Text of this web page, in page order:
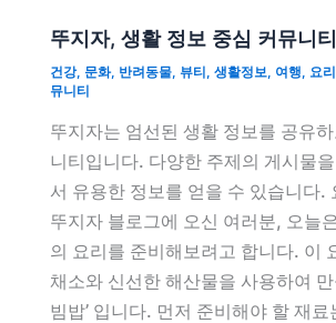
뚜지자, 생활 정보 중심 커뮤니티
건강, 문화, 반려동물, 뷰티, 생활정보, 여행, 요리
뮤니티
뚜지자는 엄선된 생활 정보를 공유
니티입니다. 다양한 주제의 게시물
서 유용한 정보를 얻을 수 있습니다.
뚜지자 블로그에 오신 여러분, 오늘
의 요리를 준비해보려고 합니다. 이
채소와 신선한 해산물을 사용하여 만
빔밥’ 입니다. 먼저 준비해야 할 재